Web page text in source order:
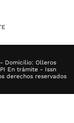
Domicilio: Olleros
En trámite - Issn
derechos reservados